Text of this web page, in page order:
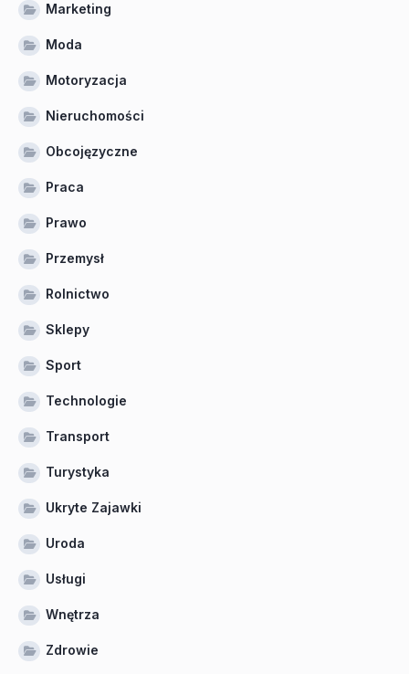
Marketing
Moda
Motoryzacja
Nieruchomości
Obcojęzyczne
Praca
Prawo
Przemysł
Rolnictwo
Sklepy
Sport
Technologie
Transport
Turystyka
Ukryte Zajawki
Uroda
Usługi
Wnętrza
Zdrowie